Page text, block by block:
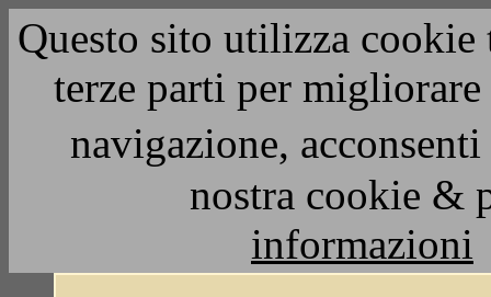
Questo sito utilizza
terze parti per
navigazione,
nostra cookie &
informazioni